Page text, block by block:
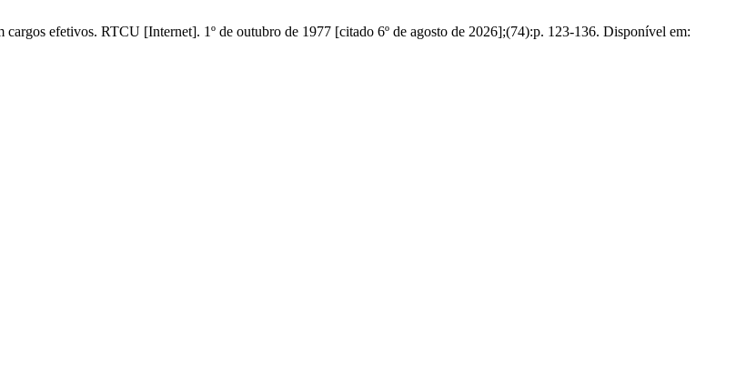
efetivos. RTCU [Internet]. 1º de outubro de 1977 [citado 6º de agosto de 2026];(74):p. 123-136. Disponível em: